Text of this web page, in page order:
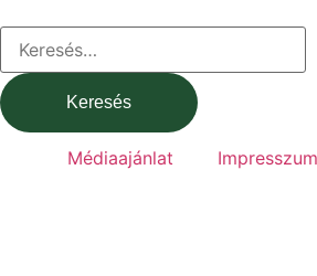
Médiaajánlat Impresszum